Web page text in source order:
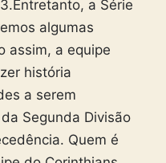
Entretanto, a Série
algumas
assim, a equipe
história
a serem
Segunda Divisão
Quem é